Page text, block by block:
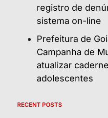
registro de
sistema on-line
Prefeitura de
Campanha de
atualizar
adolescentes
RECENT POSTS